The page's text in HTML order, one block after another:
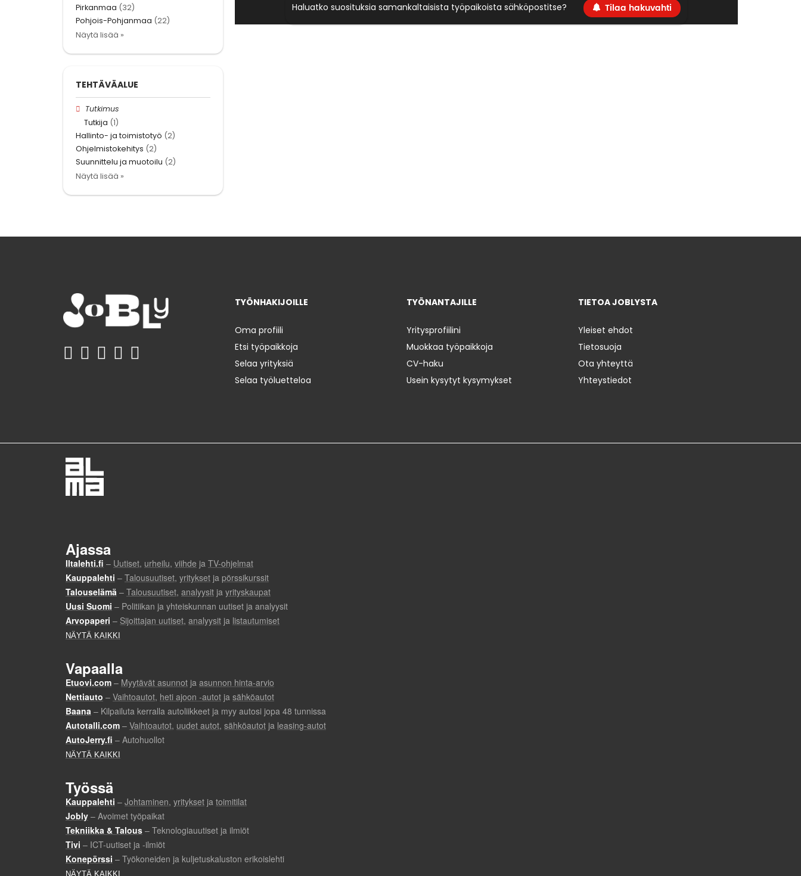
Haluatko suosituksia samankaltaisista työpaikoista sähköpostitse? Tilaa hakuvahti
Pirkanmaa (32)
Pohjois-Pohjanmaa (22)
Näytä lisää »
TEHTÄVÄALUE
Tutkimus
Tutkija (1)
Hallinto- ja toimistotyö (2)
Ohjelmistokehitys (2)
Suunnittelu ja muotoilu (2)
Näytä lisää »
TYÖNHAKIJOILLE
Oma profiili
Etsi työpaikkoja
Selaa yrityksiä
Selaa työluetteloa
TYÖNANTAJILLE
Yritysprofiilini
Muokkaa työpaikkoja
CV-haku
Usein kysytyt kysymykset
TIETOA JOBLYSTA
Yleiset ehdot
Tietosuoja
Ota yhteyttä
Yhteystiedot